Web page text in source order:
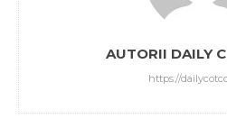
AUTORII DAILY
https://